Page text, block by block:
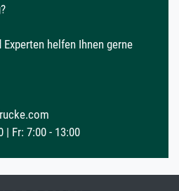
helfen Ihnen gerne
| Fr: 7:00 - 13:00